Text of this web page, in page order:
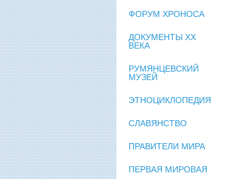
ФОРУМ ХРОНОСА
ДОКУМЕНТЫ XX
ВЕКА
РУМЯНЦЕВСКИЙ
МУЗЕЙ
ЭТНОЦИКЛОПЕДИЯ
СЛАВЯНСТВО
ПРАВИТЕЛИ МИРА
ПЕРВАЯ МИРОВАЯ